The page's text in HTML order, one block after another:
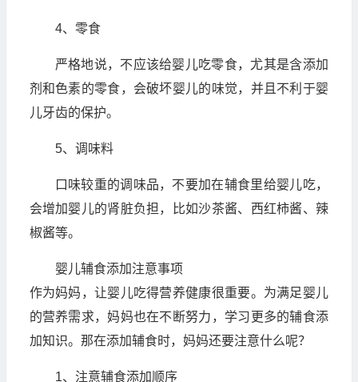
4、零食
严格地说，不应该给婴儿吃零食，尤其是含添加
剂和色素的零食，会破坏婴儿的味觉，并且不利于婴
儿牙齿的保护。
5、调味料
口味较重的调味品，不要加在辅食里给婴儿吃，
会增加婴儿的肾脏负担，比如沙茶酱、西红柿酱、辣
椒酱等。
婴儿辅食添加注意事项
作为妈妈，让婴儿吃得营养健康很重要。为满足婴儿
的营养需求，妈妈也在不断努力，学习更多的辅食添
加知识。那在添加辅食时，妈妈还要注意什么呢？
1、注意辅食添加顺序